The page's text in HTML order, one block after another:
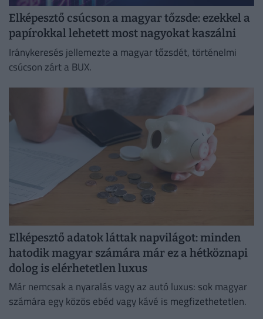
Elképesztő csúcson a magyar tőzsde: ezekkel a
papírokkal lehetett most nagyokat kaszálni
Iránykeresés jellemezte a magyar tőzsdét, történelmi
csúcson zárt a BUX.
Elképesztő adatok láttak napvilágot: minden
hatodik magyar számára már ez a hétköznapi
dolog is elérhetetlen luxus
Már nemcsak a nyaralás vagy az autó luxus: sok magyar
számára egy közös ebéd vagy kávé is megfizethetetlen.